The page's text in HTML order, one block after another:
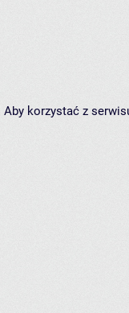
korzystać z